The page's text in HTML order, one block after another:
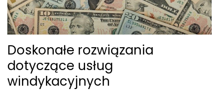
Doskonałe rozwiązania
dotyczące usług
windykacyjnych